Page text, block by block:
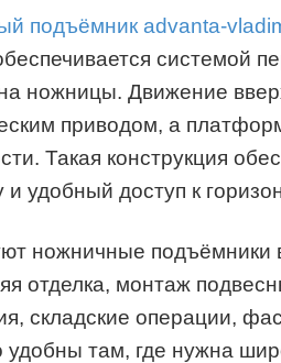
подъёмник advanta-
системой
ножницы. Движение
приводом, а
Такая конструкция
и удобный доступ к
ножничные подъёмники
отделка, монтаж
складские операции,
удобны там, где нужна